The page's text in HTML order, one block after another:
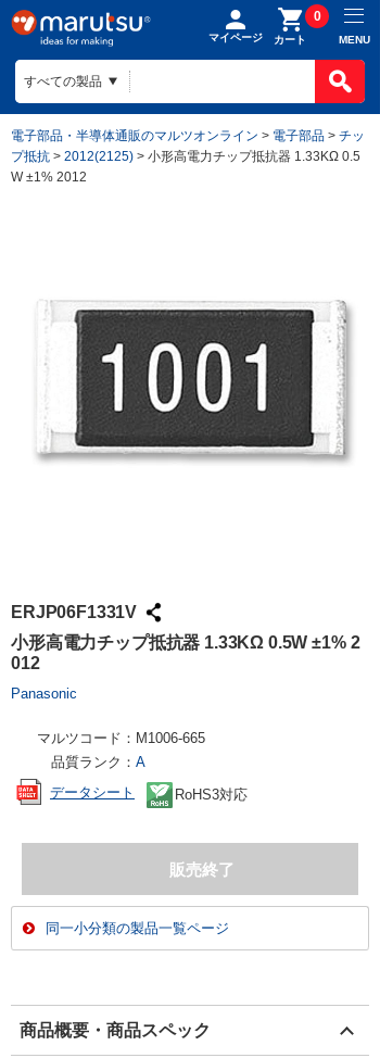
マイページ カート
0
MENU
電子部品・半導体通販のマルツオンライン > 電子部品 > チッ
プ抵抗 > 2012(2125) > 小形高電力チップ抵抗器 1.33KΩ 0.5
W ±1% 2012
ERJP06F1331V
小形高電力チップ抵抗器 1.33KΩ 0.5W ±1% 2
012
Panasonic
マルツコード： M1006-665
品質ランク： A
データシート
RoHS3対応
同一小分類の製品一覧ページ
商品概要・商品スペック